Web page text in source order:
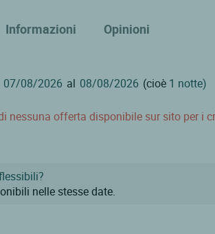
Informazioni Opinioni
al (cioè 1 notte)
nessuna offerta disponibile sur sito per i
nelle stesse date.